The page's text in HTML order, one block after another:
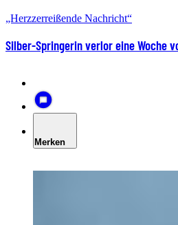
„Herzzerreißende Nachricht“
Silber-Springerin verlor eine Woche
Merken